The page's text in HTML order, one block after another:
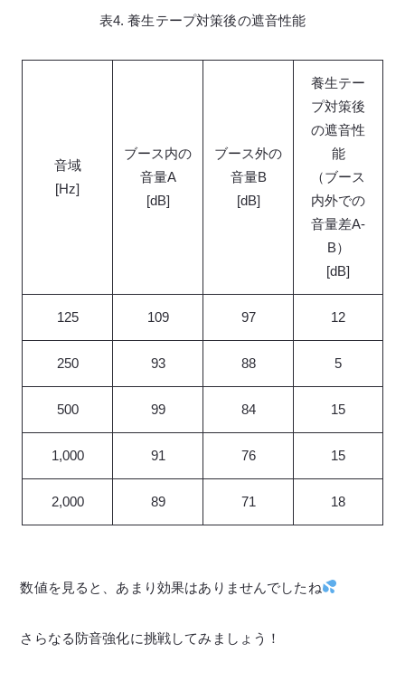
表4. 養生テープ対策後の遮音性能
音域
[Hz]
ブース内の
音量A
[dB]
ブース外の
音量B
[dB]
養生テー
プ対策後
の遮音性
能
（ブース
内外での
音量差A-
B）
[dB]
125 109 97 12
250 93 88 5
500 99 84 15
1,000 91 76 15
2,000 89 71 18
数値を見ると、あまり効果はありませんでしたね
さらなる防音強化に挑戦してみましょう！